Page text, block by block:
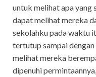
untuk melihat apa yang
dapat melihat mereka
sekolahku pada waktu
tertutup sampai
melihat mereka
dipenuhi